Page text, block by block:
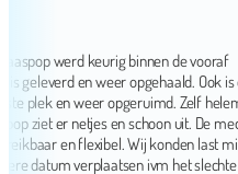
werd keurig binnen de vooraf
en weer opgehaald. Ook is deze
en weer opgeruimd. Zelf helemaal
er netjes en schoon uit. De
en flexibel. Wij konden last minute
verplaatsen ivm het slechte